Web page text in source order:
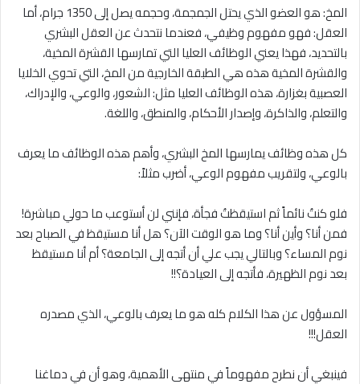
المخ: هو العضو الذي يحتل الجمجمة، وحجمه يصل إلى 1350 جرام، أما
العقل: فهو مفهوم وظيفي، فعندما نتحدث عن العقل البشري
بالتحديد، فهذا يعني الوظائف العليا التي تمارسها القشرة المخية،
والقشرة المخية هذه هي الطبقة الخارجية من المخ، التي تحوي الخلايا
العصبية بغزارة، هذه الوظائف العليا مثل: الشعور، والوعي، والإدراك،
والتعلم، والذاكرة، وإصدار الأحكام، والمنطق، واللغة.
كل هذه وظائف يمارسها المخ البشري، وأهم هذه الوظائف ما يعرف
بالوعي، ولتقريب مفهوم الوعي، أضرب مثلاً:
فلو كنتُ نائماً ثم استيقظتُ فجأة، فإنني لن أستوعب ما حولي مباشرة!
فمن أنا؟ وأين أنا؟ وما هو الوقت الآن؟ هل أنا مستيقظ في الصباح بعد
نوم المساء؟ وبالتالي يجب علي أن أتجه إلى الجامعة؟ أم أنا مستيقظ
بعد نوم الظهيرة، فأتجه إلى العيادة؟!!
المسؤول عن هذا الكلام كله هو ما يعرف بالوعي، الذي مصدره
العقل!!!
فينبغي أن نطرح مفهوماً في منتهى الأهمية، وهو أن في دماغنا